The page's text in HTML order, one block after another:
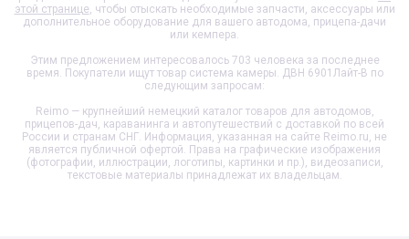
этой странице , чтобы отыскать необходимые запчасти, аксессуары или
дополнительное оборудование для вашего автодома, прицепа-дачи
или кемпера.
Этим предложением интересовалось 703 человека за последнее
время. Покупатели ищут товар система камеры. ДВН 6901Лайт-В по
следующим запросам:
Reimo — крупнейший немецкий каталог товаров для автодомов,
прицепов-дач, караванинга и автопутешествий с доставкой по всей
России и странам СНГ. Информация, указанная на сайте Reimo.ru, не
является публичной офертой. Права на графические изображения
(фотографии, иллюстрации, логотипы, картинки и пр.), видеозаписи,
текстовые материалы принадлежат их владельцам.